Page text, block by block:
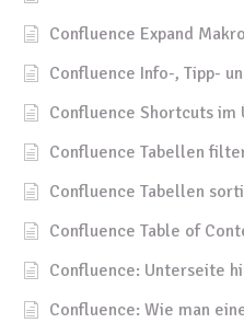
Confluence Expand
Confluence Info-, Tipp-
Confluence Shortcuts im
Confluence Tabellen
Confluence Tabellen
Confluence Table of
Confluence: Unterseite
Confluence: Wie man